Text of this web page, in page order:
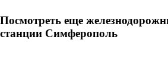
Посмотреть еще
станции Симферополь